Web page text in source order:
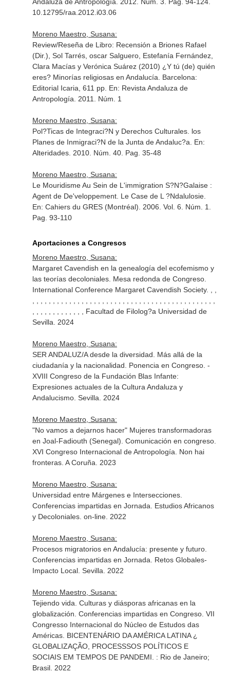
10.12795/raa.2012.i03.06
Moreno Maestro, Susana:
Review/Reseña de Libro: Recensión a Briones Rafael
(Dir.), Sol Tarrés, oscar Salguero, Estefanía Fernández,
Clara Macías y Verónica Suárez (2010) ¿Y tú (de) quién
eres? Minorías religiosas en Andalucía. Barcelona:
Editorial Icaria, 611 pp. En: Revista Andaluza de
Antropología . 2011. Núm. 1
Moreno Maestro, Susana:
Pol?Ticas de Integraci?N y Derechos Culturales. los
Planes de Inmigraci?N de la Junta de Andaluc?a. En:
Alteridades. 2010. Núm. 40. Pag. 35-48
Moreno Maestro, Susana:
Le Mouridisme Au Sein de L'immigration S?N?Galaise :
Agent de De'veloppement. Le Case de L ?Ndalulosie.
En: Cahiers du GRES (Montréal) . 2006. Vol. 6. Núm. 1.
Pag. 93-110
Aportaciones a Congresos
Moreno Maestro, Susana:
Margaret Cavendish en la genealogía del ecofemismo y
las teorías decoloniales. Mesa redonda de Congreso.
International Conference Margaret Cavendish Society. , ,
, , , , , , , , , , , , , Facultad de Filolog?a Universidad de
Sevilla. 2024
Moreno Maestro, Susana:
SER ANDALUZ/A desde la diversidad. Más allá de la
ciudadanía y la nacionalidad. Ponencia en Congreso. -
XVIII Congreso de la Fundación Blas Infante:
Expresiones actuales de la Cultura Andaluza y
Andalucismo. Sevilla. 2024
Moreno Maestro, Susana:
"No vamos a dejarnos hacer" Mujeres transformadoras
en Joal-Fadiouth (Senegal). Comunicación en congreso.
XVI Congreso Internacional de Antropología. Non hai
fronteras. A Coruña. 2023
Moreno Maestro, Susana:
Universidad entre Márgenes e Intersecciones.
Conferencias impartidas en Jornada. Estudios Africanos
y Decoloniales. on-line. 2022
Moreno Maestro, Susana:
Procesos migratorios en Andalucía: presente y futuro.
Conferencias impartidas en Jornada. Retos Globales-
Impacto Local. Sevilla. 2022
Moreno Maestro, Susana:
Tejiendo vida. Culturas y diásporas africanas en la
globalización. Conferencias impartidas en Congreso. VII
Congresso Internacional do Núcleo de Estudos das
Américas. BICENTENÁRIO DA AMÉRICA LATINA ¿
GLOBALIZAÇÃO, PROCESSSOS POLÍTICOS E
SOCIAIS EM TEMPOS DE PANDEMI. : Rio de Janeiro;
Brasil. 2022